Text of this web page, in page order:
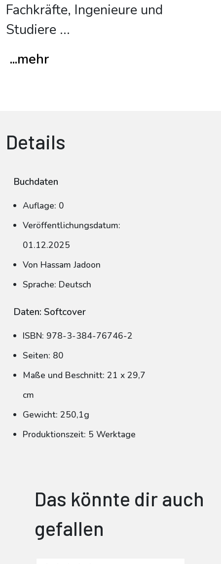
Fachkräfte, Ingenieure und
Studiere ...
...mehr
Details
Buchdaten
Auflage: 0
Veröffentlichungsdatum:
01.12.2025
Von Hassam Jadoon
Sprache: Deutsch
Daten: Softcover
ISBN: 978-3-384-76746-2
Seiten: 80
Maße und Beschnitt: 21 x 29,7
cm
Gewicht: 250,1g
Produktionszeit: 5 Werktage
Das könnte dir auch
gefallen